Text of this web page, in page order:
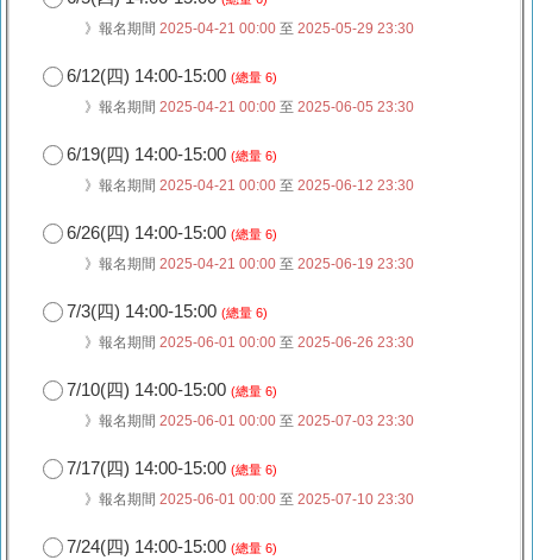
》報名期間 2025-04-21 00:00 至 2025-05-29 23:30
6/12(四) 14:00-15:00 (總量 6)
》報名期間 2025-04-21 00:00 至 2025-06-05 23:30
6/19(四) 14:00-15:00 (總量 6)
》報名期間 2025-04-21 00:00 至 2025-06-12 23:30
6/26(四) 14:00-15:00 (總量 6)
》報名期間 2025-04-21 00:00 至 2025-06-19 23:30
7/3(四) 14:00-15:00 (總量 6)
》報名期間 2025-06-01 00:00 至 2025-06-26 23:30
7/10(四) 14:00-15:00 (總量 6)
》報名期間 2025-06-01 00:00 至 2025-07-03 23:30
7/17(四) 14:00-15:00 (總量 6)
》報名期間 2025-06-01 00:00 至 2025-07-10 23:30
7/24(四) 14:00-15:00 (總量 6)